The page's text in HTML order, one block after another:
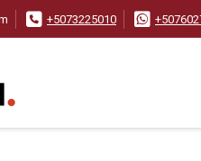
+5073225010